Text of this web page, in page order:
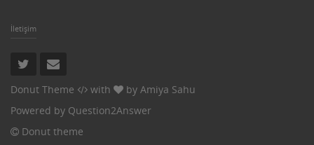
İletişim
Donut Theme with by Amiya Sahu
Powered by Question2Answer
Donut theme